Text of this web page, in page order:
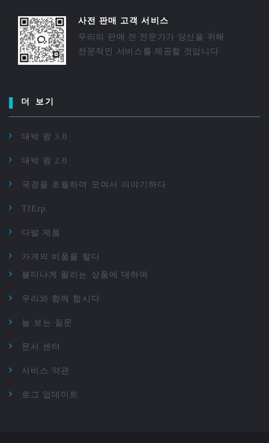
사전 판매 고객 서비스
우리의 판매 전 전문가가 당신을 위해
전문적인 서비스를 제공할 것입니다
더 보기
대박 왕 3.0
대박 왕 2.0
국경을 초월하여 모여서 이야기하다
TfErp
다발 제품
가게의 비품을 털다
불티나게 팔리는 상품에 대하여
우리와 함께 합시다
늘 보는 질문
문서 센터
서비스 약관
로그 업데이트